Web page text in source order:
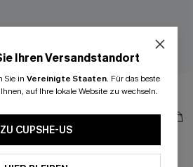
Korallenrotes High-Waist Bikini-Set
45,00 €
High waist
Ihren Versandstandort
Sie in Vereinigte Staaten. Für das beste
auf Ihre lokale Website zu wechseln.
ZU CUPSHE-US